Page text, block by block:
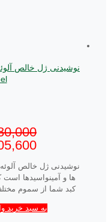
نوشیدنی ژل خالص آلوئه
ها و آمینواسیدها
کبد شما از سموم
به سبد خرید